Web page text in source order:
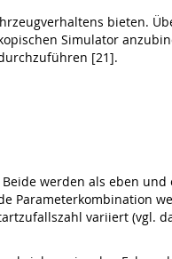
bieten.
Simulator
[21].
werden als eben
Parameterkombination
variiert (vgl.